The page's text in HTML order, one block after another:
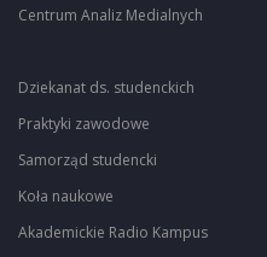
Centrum Analiz Medialnych
Dziekanat ds. studenckich
Praktyki zawodowe
Samorząd studencki
Koła naukowe
Akademickie Radio Kampus